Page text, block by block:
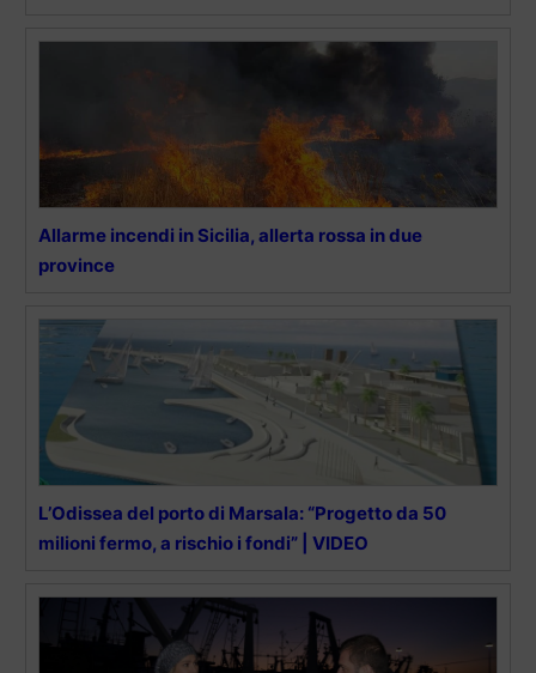
Allarme incendi in Sicilia, allerta rossa in due
province
L’Odissea del porto di Marsala: “Progetto da 50
milioni fermo, a rischio i fondi” | VIDEO